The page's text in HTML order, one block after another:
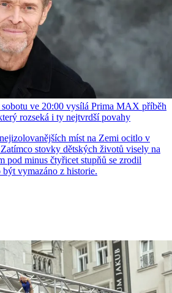
ve 20:00 vysílá Prima MAX příběh
rozseká i ty nejtvrdší povahy
míst na Zemi ocitlo v
stovky dětských životů visely na
pod minus čtyřicet stupňů se zrodil
vymazáno z historie.